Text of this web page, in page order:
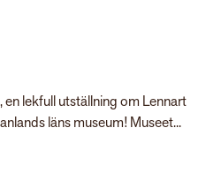
lekfull utställning om Lennart
läns museum! Museet...